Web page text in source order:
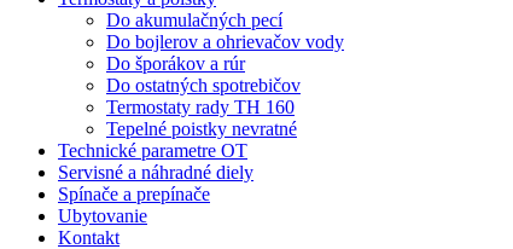
Do akumulačných pecí
Do bojlerov a ohrievačov vody
Do šporákov a rúr
Do ostatných spotrebičov
Termostaty rady TH 160
Tepelné poistky nevratné
Technické parametre OT
Servisné a náhradné diely
Spínače a prepínače
Ubytovanie
Kontakt